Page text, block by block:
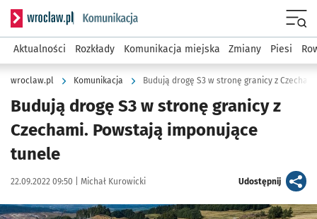
Serwis informacyjny wroclaw.pl podserwis: Komunikacja
Aktualności Rozkłady Komunikacja miejska Zmiany Piesi
wroclaw.pl Komunikacja Budują drogę S3 w stronę granicy z
Budują drogę S3 w stronę granicy z
Czechami. Powstają imponujące
tunele
Data publikacji:
22.09.2022 09:50 | Autor:
Michał Kurowicki Udostępnijartykuł
Kliknij, aby zobaczyć galerię